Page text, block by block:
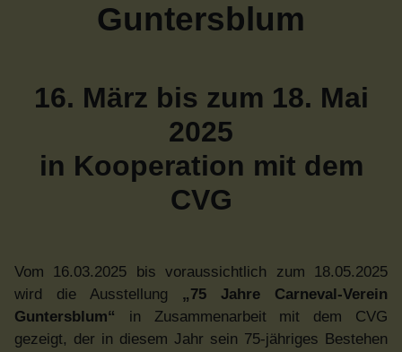
Guntersblum
16. März bis zum 18. Mai
2025
in Kooperation mit dem
CVG
Vom 16.03.2025 bis voraussichtlich zum 18.05.2025
wird die Ausstellung „75 Jahre Carneval-Verein
Guntersblum“
in Zusammenarbeit mit dem CVG
gezeigt, der in diesem Jahr sein 75-jähriges Bestehen